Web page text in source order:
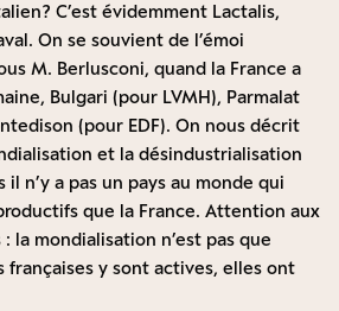
? C’est évidemment Lactalis,
On se souvient de l’émoi
M. Berlusconi, quand la France a
Bulgari (pour LVMH), Parmalat
(pour EDF). On nous décrit
et la désindustrialisation
il n’y a pas un pays au monde qui
que la France. Attention aux
la mondialisation n’est pas que
françaises y sont actives, elles ont